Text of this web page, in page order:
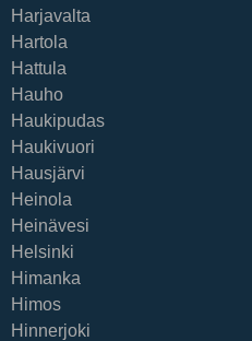
Harjavalta
Hartola
Hattula
Hauho
Haukipudas
Haukivuori
Hausjärvi
Heinola
Heinävesi
Helsinki
Himanka
Himos
Hinnerjoki